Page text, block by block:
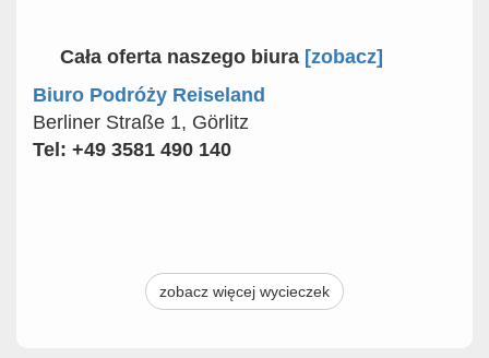
Cała oferta naszego biura [zobacz]
Biuro Podróży Reiseland
Berliner Straße 1, Görlitz
Tel: +49 3581 490 140
zobacz więcej wycieczek